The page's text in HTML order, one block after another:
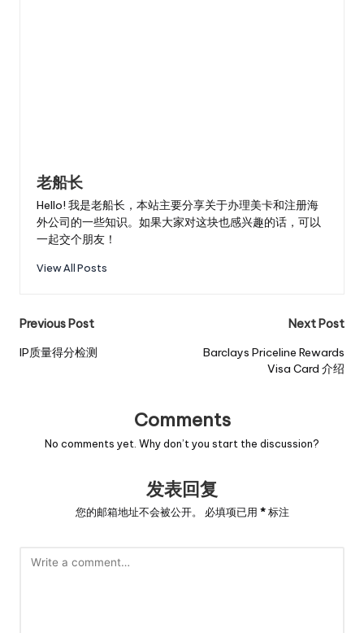
老船长
Hello! 我是老船长，本站主要分享关于办理美卡和注册海
外公司的一些知识。如果大家对这块也感兴趣的话，可以
一起交个朋友！
View All Posts
Post
navigation
Previous Post
IP质量得分检测
Next Post
Barclays Priceline Rewards
Visa Card 介绍
Comments
No comments yet. Why don’t you start the discussion?
发表回复
您的邮箱地址不会被公开。 必填项已用 *标注